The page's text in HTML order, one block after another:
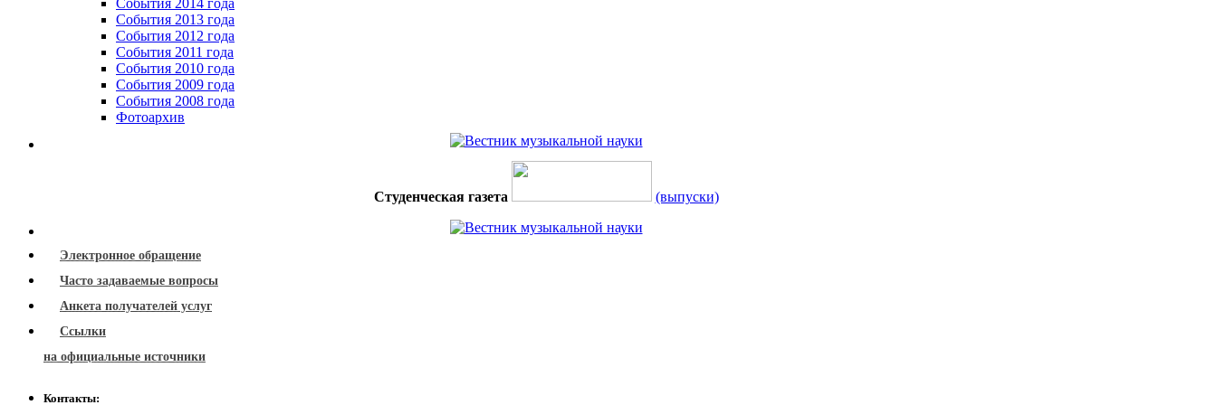
События 2014 года
События 2013 года
События 2012 года
События 2011 года
События 2010 года
События 2009 года
События 2008 года
Фотоархив
Студенческая газета (выпуски)
Электронное обращение
Часто задаваемые вопросы
Анкета получателей услуг
Ссылки
на официальные источники
Контакты: